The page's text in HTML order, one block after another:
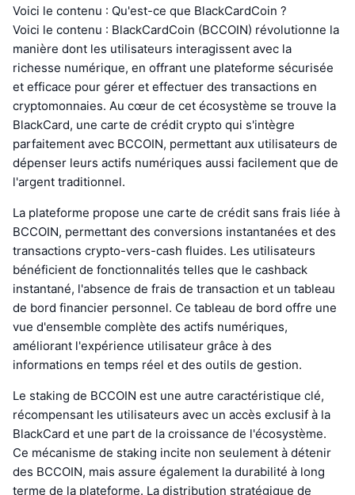
Voici le contenu : Qu'est-ce que BlackCardCoin ?
Voici le contenu : BlackCardCoin (BCCOIN) révolutionne la
manière dont les utilisateurs interagissent avec la
richesse numérique, en offrant une plateforme sécurisée
et efficace pour gérer et effectuer des transactions en
cryptomonnaies. Au cœur de cet écosystème se trouve la
BlackCard, une carte de crédit crypto qui s'intègre
parfaitement avec BCCOIN, permettant aux utilisateurs de
dépenser leurs actifs numériques aussi facilement que de
l'argent traditionnel.
La plateforme propose une carte de crédit sans frais liée à
BCCOIN, permettant des conversions instantanées et des
transactions crypto-vers-cash fluides. Les utilisateurs
bénéficient de fonctionnalités telles que le cashback
instantané, l'absence de frais de transaction et un tableau
de bord financier personnel. Ce tableau de bord offre une
vue d'ensemble complète des actifs numériques,
améliorant l'expérience utilisateur grâce à des
informations en temps réel et des outils de gestion.
Le staking de BCCOIN est une autre caractéristique clé,
récompensant les utilisateurs avec un accès exclusif à la
BlackCard et une part de la croissance de l'écosystème.
Ce mécanisme de staking incite non seulement à détenir
des BCCOIN, mais assure également la durabilité à long
terme de la plateforme. La distribution stratégique de